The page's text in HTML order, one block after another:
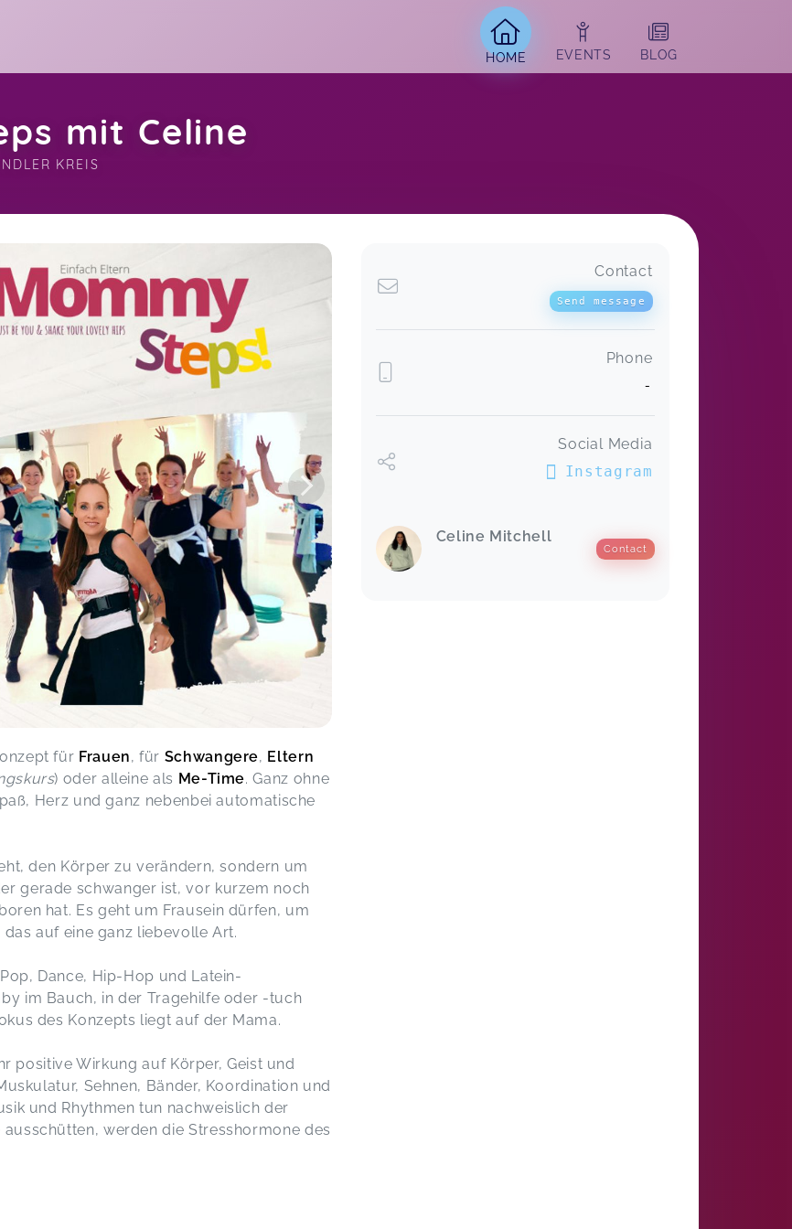
HOME
EVENTS BLOG
mit Celine
KREIS
MommySteps für alle MommySteps für alle
für Frauen, für Schwangere, Eltern
) oder alleine als Me-Time. Ganz ohne
Herz und ganz nebenbei automatische
den Körper zu verändern, sondern um
gerade schwanger ist, vor kurzem noch
hat. Es geht um Frausein dürfen, um
auf eine ganz liebevolle Art.
Dance, Hip-Hop und Latein-
im Bauch, in der Tragehilfe oder -tuch
des Konzepts liegt auf der Mama.
positive Wirkung auf Körper, Geist und
Sehnen, Bänder, Koordination und
und Rhythmen tun nachweislich der
werden die Stresshormone des
Contact
Send message
Phone
-
Social Media
Instagram
Celine Mitchell
Contact